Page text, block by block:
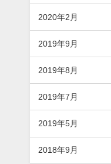
2020年2月
2019年9月
2019年8月
2019年7月
2019年5月
2018年9月